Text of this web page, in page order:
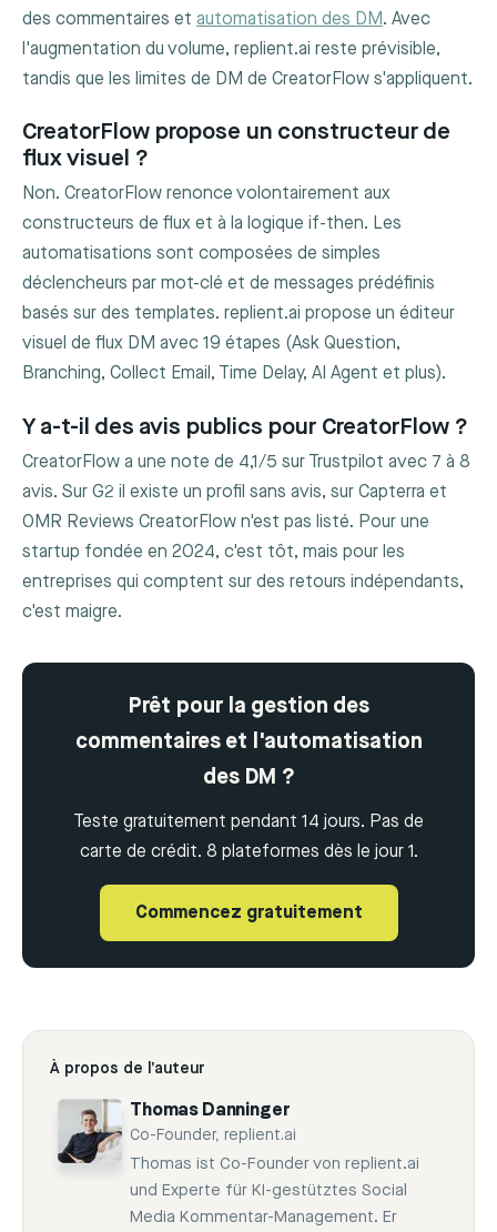
des commentaires et automatisation des DM. Avec
l'augmentation du volume, replient.ai reste prévisible,
tandis que les limites de DM de CreatorFlow s'appliquent.
CreatorFlow propose un constructeur de
flux visuel ?
Non. CreatorFlow renonce volontairement aux
constructeurs de flux et à la logique if-then. Les
automatisations sont composées de simples
déclencheurs par mot-clé et de messages prédéfinis
basés sur des templates. replient.ai propose un éditeur
visuel de flux DM avec 19 étapes (Ask Question,
Branching, Collect Email, Time Delay, AI Agent et plus).
Y a-t-il des avis publics pour CreatorFlow ?
CreatorFlow a une note de 4,1/5 sur Trustpilot avec 7 à 8
avis. Sur G2 il existe un profil sans avis, sur Capterra et
OMR Reviews CreatorFlow n'est pas listé. Pour une
startup fondée en 2024, c'est tôt, mais pour les
entreprises qui comptent sur des retours indépendants,
c'est maigre.
Prêt pour la gestion des
commentaires et l'automatisation
des DM ?
Teste gratuitement pendant 14 jours. Pas de
carte de crédit. 8 plateformes dès le jour 1.
Commencez gratuitement
À propos de l’auteur
Thomas Danninger
Co-Founder, replient.ai
Thomas ist Co-Founder von replient.ai
und Experte für KI-gestütztes Social
Media Kommentar-Management. Er